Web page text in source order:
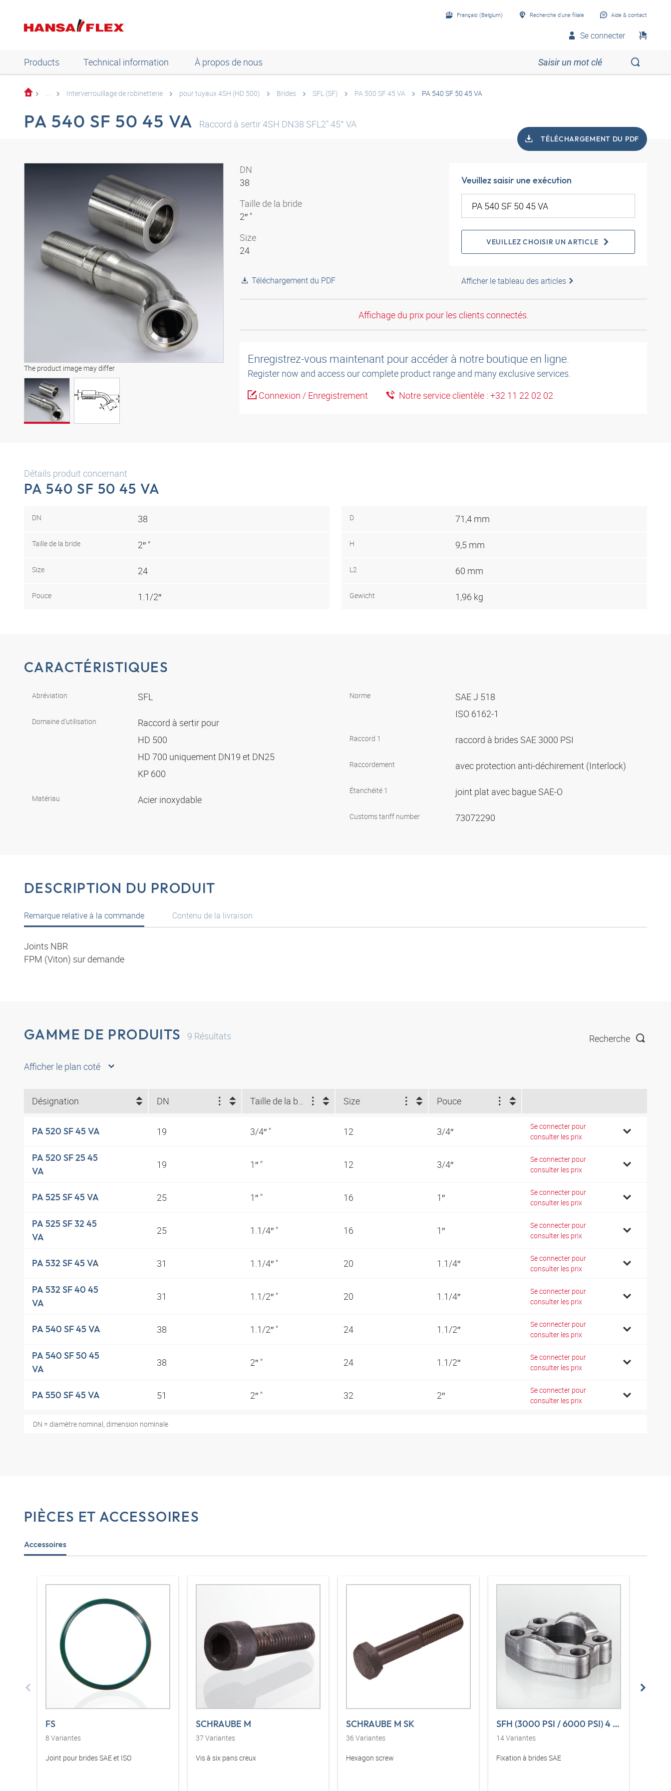
Français (Belgium) Recherche d’une filiale Aide & contact
Se connecter
Products Technical information À propos de nous
... Interverrouillage de robinetterie pour tuyaux 4SH (HD 500) Brides SFL (SF) PA 500 SF 45 VA PA 540 SF 50 45 VA
PA 540 SF 50 45 VA Raccord à sertir 4SH DN38 SFL2" 45° VA
TÉLÉCHARGEMENT DU PDF
The product image may differ
DN
38
Taille de la bride
2″ "
Size
24
Téléchargement du PDF
Veuillez saisir une exécution
VEUILLEZ CHOISIR UN ARTICLE
Afficher le tableau des articles
Affichage du prix pour les clients connectés.
Enregistrez-vous maintenant pour accéder à notre boutique en ligne.
Register now and access our complete product range and many exclusive services.
Connexion / Enregistrement
Notre service clientèle : +32 11 22 02 02
Détails produit concernant
PA 540 SF 50 45 VA
DN 38
Taille de la bride 2″ "
Size 24
Pouce 1.1/2″
D 71,4 mm
H 9,5 mm
L2 60 mm
Gewicht 1,96 kg
CARACTÉRISTIQUES
Abréviation SFL
Domaine d’utilisation
Raccord à sertir pour
HD 500
HD 700 uniquement DN19 et DN25
KP 600
Matériau Acier inoxydable
Norme
SAE J 518
ISO 6162-1
Raccord 1 raccord à brides SAE 3000 PSI
Raccordement avec protection anti-déchirement (Interlock)
Étanchéité 1 joint plat avec bague SAE-O
Customs tariff number 73072290
DESCRIPTION DU PRODUIT
Remarque relative à la commande
Joints NBR
FPM (Viton) sur demande
Contenu de la livraison
GAMME DE PRODUITS 9 Résultats Recherche
Afficher le plan coté
Désignation DN Taille de la bride (") Size Pouce
PA 520 SF 45 VA 19 3/4″ " 12 3/4″
Se connecter pour
consulter les prix
PA 520 SF 25 45
VA
19 1″ " 12 3/4″
Se connecter pour
consulter les prix
PA 525 SF 45 VA 25 1″ " 16 1″
Se connecter pour
consulter les prix
PA 525 SF 32 45
VA
25 1.1/4″ " 16 1″
Se connecter pour
consulter les prix
PA 532 SF 45 VA 31 1.1/4″ " 20 1.1/4″
Se connecter pour
consulter les prix
PA 532 SF 40 45
VA
31 1.1/2″ " 20 1.1/4″
Se connecter pour
consulter les prix
PA 540 SF 45 VA 38 1.1/2″ " 24 1.1/2″
Se connecter pour
consulter les prix
PA 540 SF 50 45
VA
38 2″ " 24 1.1/2″
Se connecter pour
consulter les prix
PA 550 SF 45 VA 51 2″ " 32 2″
Se connecter pour
consulter les prix
DN = diamètre nominal, dimension nominale
PIÈCES ET ACCESSOIRES
Accessoires
FS
8 Variantes
Joint pour brides SAE et ISO
SCHRAUBE M
37 Variantes
Vis à six pans creux
SCHRAUBE M SK
36 Variantes
Hexagon screw
SFH (3000 PSI / 6000 PSI) 4 L VA
14Variantes
Fixation à brides SAE